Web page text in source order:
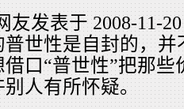
友发表于 2008-11-
普世性是自封的，
借口“普世性”把那
人有所怀疑。